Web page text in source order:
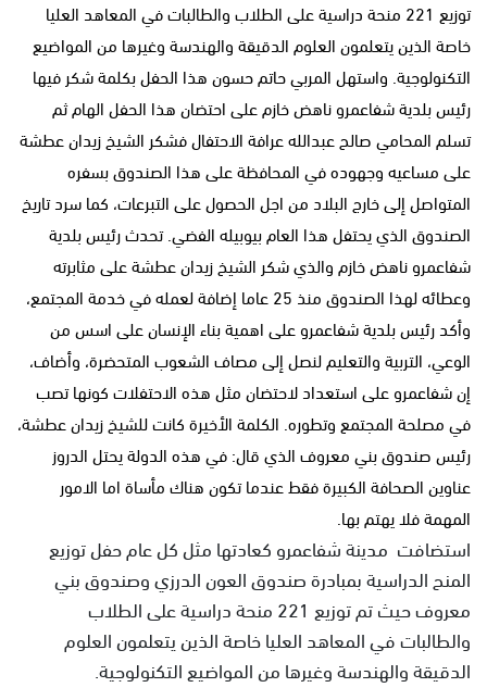
توزيع 221 منحة دراسية على الطلاب والطالبات في المعاهد العليا
خاصة الذين يتعلمون العلوم الدقيقة والهندسة وغيرها من المواضيع
التكنولوجية. واستهل المربي حاتم حسون هذا الحفل بكلمة شكر فيها
رئيس بلدية شفاعمرو ناهض خازم على احتضان هذا الحفل الهام ثم
تسلم المحامي صالح عبدالله عرافة الاحتفال فشكر الشيخ زيدان عطشة
على مساعيه وجهوده في المحافظة على هذا الصندوق بسفره
المتواصل إلى خارج البلاد من اجل الحصول على التبرعات، كما سرد تاريخ
الصندوق الذي يحتفل هذا العام بيوبيله الفضي. تحدث رئيس بلدية
شفاعمرو ناهض خازم والذي شكر الشيخ زيدان عطشة على مثابرته
وعطائه لهذا الصندوق منذ 25 عاما إضافة لعمله في خدمة المجتمع،
وأكد رئيس بلدية شفاعمرو على اهمية بناء الإنسان على اسس من
الوعي، التربية والتعليم لنصل إلى مصاف الشعوب المتحضرة، وأضاف،
إن شفاعمرو على استعداد لاحتضان مثل هذه الاحتفلات كونها تصب
في مصلحة المجتمع وتطوره. الكلمة الأخيرة كانت للشيخ زيدان عطشة،
رئيس صندوق بني معروف الذي قال: في هذه الدولة يحتل الدروز
عناوين الصحافة الكبيرة فقط عندما تكون هناك مأساة اما الامور
المهمة فلا يهتم بها.
استضافت مدينة شفاعمرو كعادتها مثل كل عام حفل توزيع
المنح الدراسية بمبادرة صندوق العون الدرزي وصندوق بني
معروف حيث تم توزيع 221 منحة دراسية على الطلاب
والطالبات في المعاهد العليا خاصة الذين يتعلمون العلوم
الدقيقة والهندسة وغيرها من المواضيع التكنولوجية.